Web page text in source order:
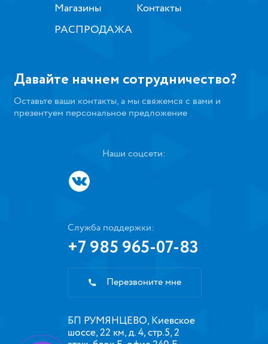
Магазины
РАСПРОДАЖА
Контакты
Давайте начнем сотрудничество?
Оставьте ваши контакты, а мы свяжемся с вами и
презентуем персональное предложение
Наши соцсети:
Служба поддержки:
+7 985 965-07-83
Перезвоните мне
БП РУМЯНЦЕВО, Киевское
шоссе, 22 км, д. 4, стр.5, 2